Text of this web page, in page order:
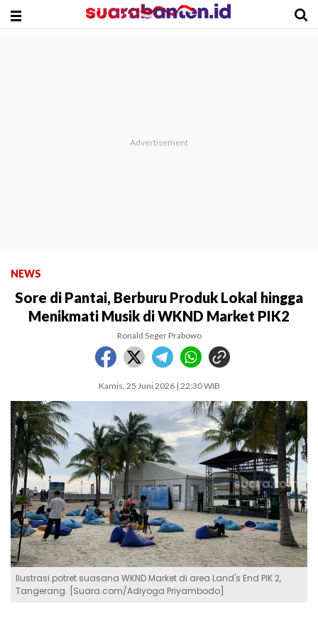
NEWS
Sore di Pantai, Berburu Produk Lokal hingga
Menikmati Musik di WKND Market PIK2
Ronald Seger Prabowo
Kamis, 25 Juni 2026 | 22:30 WIB
Ilustrasi potret suasana WKND Market di area Land's End PIK 2,
Tangerang. [Suara.com/Adiyoga Priyambodo]